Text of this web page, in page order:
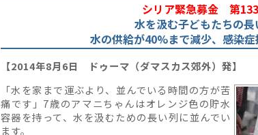
シリア緊急募金 第
水を汲む子どもたちの長
水の供給が40%まで減少、感染
【2014年8月6日 ドゥーマ（ダマスカス郊外）発】
「水を家まで運ぶより、並んでいる時間の方が苦
痛です」7歳のアマニちゃんはオレンジ色の貯水
容器を持って、水を汲むための長い列に並んでい
ます。